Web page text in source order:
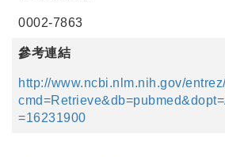
0002-7863
參考連結
http://www.ncbi.nlm.nih.gov/
=16231900